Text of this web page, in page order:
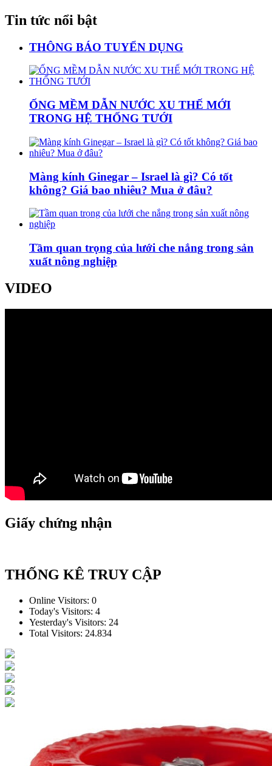
Tin tức nổi bật
THÔNG BÁO TUYỂN DỤNG
ỐNG MỀM DẪN NƯỚC XU THẾ MỚI
TRONG HỆ THỐNG TƯỚI
Màng kính Ginegar – Israel là gì? Có tốt
không? Giá bao nhiêu? Mua ở đâu?
Tầm quan trọng của lưới che nắng trong sản
xuất nông nghiệp
VIDEO
Giấy chứng nhận
THỐNG KÊ TRUY CẬP
Online Visitors: 0
Today's Visitors: 4
Yesterday's Visitors: 24
Total Visitors: 24.834